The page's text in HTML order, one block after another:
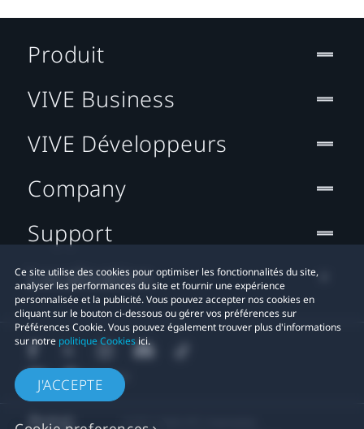
Ce site utilise des cookies pour optimiser les fonctionnalités du site,
analyser les performances du site et fournir une expérience
personnalisée et la publicité. Vous pouvez accepter nos cookies en
cliquant sur le bouton ci-dessous ou gérer vos préférences sur
Préférences Cookie. Vous pouvez également trouver plus d'informations
sur notre politique Cookiesici.
J'ACCEPTE
Produit
VIVE Business
VIVE Développeurs
Company
Support
Localisation